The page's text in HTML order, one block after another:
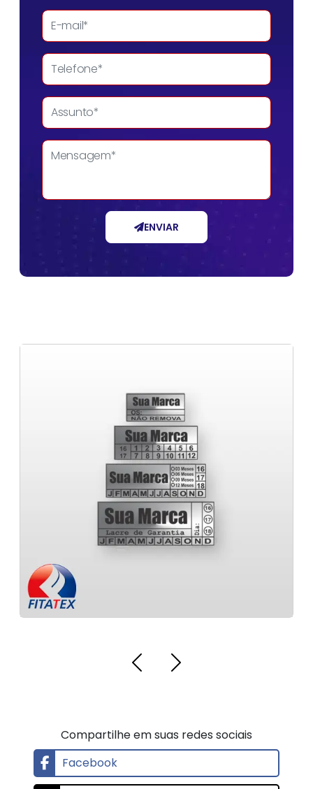
ENVIAR
Fabricante de Lacres de Segurança em Minas
Gerais
Etiqueta para embalagens em Belo
Compartilhe em suas redes sociais
Facebook